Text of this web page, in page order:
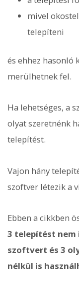
mivel
telepíteni
és ehhez
merülhetnek fel.
Ha lehetséges, a
olyat szeretnénk
telepítést.
Vajon hány
szoftver létezik a
Ebben a cikkben
3 telepítést nem
szoftvert és 3
nélkül is